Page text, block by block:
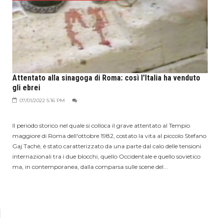
Attentato alla sinagoga di Roma: così l'Italia ha venduto
gli ebrei
07/01/2022 5:16 PM
Il periodo storico nel quale si colloca il grave attentato al Tempio
maggiore di Roma dell'ottobre 1982, costato la vita al piccolo Stefano
Gaj Tachè, è stato caratterizzato da una parte dal calo delle tensioni
internazionali tra i due blocchi, quello Occidentale e quello sovietico
ma, in contemporanea, dalla comparsa sulle scene del...